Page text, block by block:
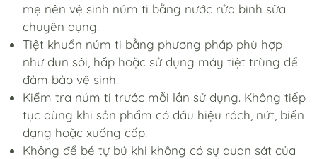
mẹ nên vệ sinh núm ti bằng nước rửa bình sữa
chuyên dụng.
Tiệt khuẩn núm ti bằng phương pháp phù hợp
như đun sôi, hấp hoặc sử dụng máy tiệt trùng để
đảm bảo vệ sinh.
Kiểm tra núm ti trước mỗi lần sử dụng. Không tiếp
tục dùng khi sản phẩm có dấu hiệu rách, nứt, biến
dạng hoặc xuống cấp.
Không để bé tự bú khi không có sự quan sát của